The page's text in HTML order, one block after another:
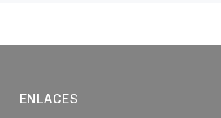
ENLACES